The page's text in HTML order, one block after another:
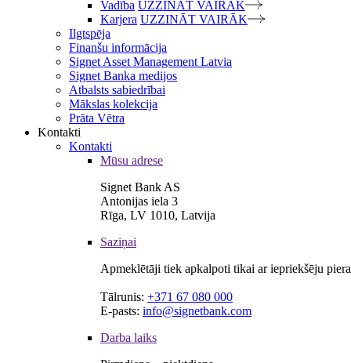
Vadība UZZINĀT VAIRĀK
Karjera UZZINĀT VAIRĀK
Ilgtspēja
Finanšu informācija
Signet Asset Management Latvia
Signet Banka medijos
Atbalsts sabiedrībai
Mākslas kolekcija
Prāta Vētra
Kontakti
Kontakti
Mūsu adrese
Signet Bank AS
Antonijas iela 3
Rīga, LV 1010, Latvija
Saziņai
Apmeklētāji tiek apkalpoti tikai ar iepriekšēju
Tālrunis: +371 67 080 000
E-pasts: info@signetbank.com
Darba laiks